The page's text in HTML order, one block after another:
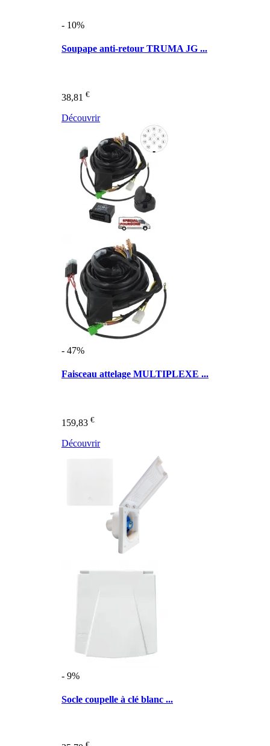
- 10%
Soupape anti-retour TRUMA JG ...
38,81 €
Découvrir
- 47%
Faisceau attelage MULTIPLEXE ...
159,83 €
Découvrir
- 9%
Socle coupelle à clé blanc ...